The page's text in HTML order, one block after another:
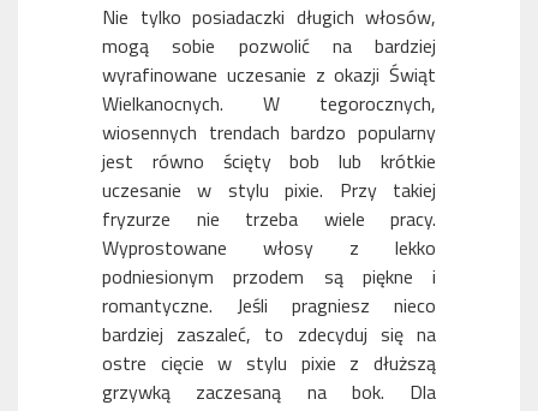
Nie tylko posiadaczki długich włosów,
mogą sobie pozwolić na bardziej
wyrafinowane uczesanie z okazji Świąt
Wielkanocnych. W tegorocznych,
wiosennych trendach bardzo popularny
jest równo ścięty bob lub krótkie
uczesanie w stylu pixie. Przy takiej
fryzurze nie trzeba wiele pracy.
Wyprostowane włosy z lekko
podniesionym przodem są piękne i
romantyczne. Jeśli pragniesz nieco
bardziej zaszaleć, to zdecyduj się na
ostre cięcie w stylu pixie z dłuższą
grzywką zaczesaną na bok. Dla